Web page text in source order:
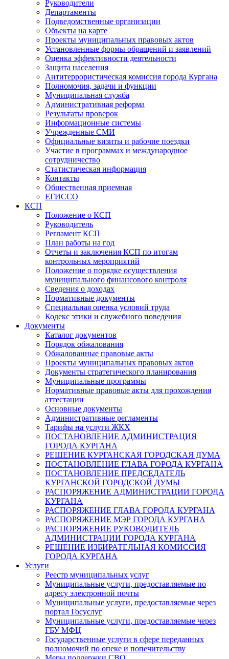
Руководители
Департаменты
Подведомственные организации
Объекты на карте
Проекты муниципальных правовых актов
Установленные формы обращений и заявлений
Оценка эффективности деятельности
Защита населения
Антитеррористическая комиссия города Кургана
Полномочия, задачи и функции
Муниципальная служба
Административная реформа
Результаты проверок
Информационные системы
Учрежденные СМИ
Официальные визиты и рабочие поездки
Участие в программах и международное
сотрудничество
Статистическая информация
Контакты
Общественная приемная
ЕГИССО
КСП
Положение о КСП
Руководитель
Регламент КСП
План работы на год
Отчеты и заключения КСП по итогам
контрольных мероприятий
Положение о порядке осуществления
муниципального финансового контроля
Сведения о доходах
Нормативные документы
Специальная оценка условий труда
Кодекс этики и служебного поведения
Документы
Каталог документов
Порядок обжалования
Обжалованные правовые акты
Проекты муниципальных правовых актов
Документы стратегического планирования
Муниципальные программы
Нормативные правовые акты для прохождения
аттестации
Основные документы
Административные регламенты
Тарифы на услуги ЖКХ
ПОСТАНОВЛЕНИЕ АДМИНИСТРАЦИЯ
ГОРОДА КУРГАНА
РЕШЕНИЕ КУРГАНСКАЯ ГОРОДСКАЯ ДУМА
ПОСТАНОВЛЕНИЕ ГЛАВА ГОРОДА КУРГАНА
ПОСТАНОВЛЕНИЕ ПРЕДСЕДАТЕЛЬ
КУРГАНСКОЙ ГОРОДСКОЙ ДУМЫ
РАСПОРЯЖЕНИЕ АДМИНИСТРАЦИИ ГОРОДА
КУРГАНА
РАСПОРЯЖЕНИЕ ГЛАВА ГОРОДА КУРГАНА
РАСПОРЯЖЕНИЕ МЭР ГОРОДА КУРГАНА
РАСПОРЯЖЕНИЕ РУКОВОДИТЕЛЬ
АДМИНИСТРАЦИИ ГОРОДА КУРГАНА
РЕШЕНИЕ ИЗБИРАТЕЛЬНАЯ КОМИССИЯ
ГОРОДА КУРГАНА
Услуги
Реестр муниципальных услуг
Муниципальные услуги, предоставляемые по
адресу электронной почты
Муниципальные услуги, предоставляемые через
портал Госуслуг
Муниципальные услуги, предоставляемые через
ГБУ МФЦ
Государственные услуги в сфере переданных
полномочий по опеке и попечительству